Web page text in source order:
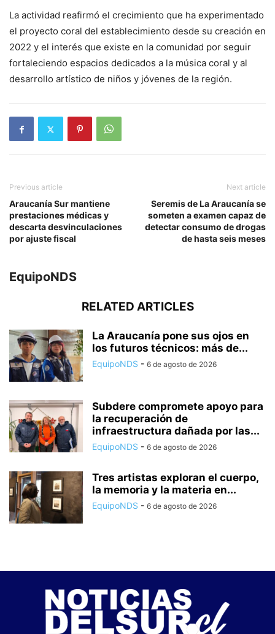
La actividad reafirmó el crecimiento que ha experimentado
el proyecto coral del establecimiento desde su creación en
2022 y el interés que existe en la comunidad por seguir
fortaleciendo espacios dedicados a la música coral y al
desarrollo artístico de niños y jóvenes de la región.
Previous article
Araucanía Sur mantiene
prestaciones médicas y
descarta desvinculaciones
por ajuste fiscal
Next article
Seremis de La Araucanía se
someten a examen capaz de
detectar consumo de drogas
de hasta seis meses
EquipoNDS
RELATED ARTICLES
La Araucanía pone sus ojos en
los futuros técnicos: más de...
EquipoNDS - 6 de agosto de 2026
Subdere compromete apoyo para
la recuperación de
infraestructura dañada por las...
EquipoNDS - 6 de agosto de 2026
Tres artistas exploran el cuerpo,
la memoria y la materia en...
EquipoNDS - 6 de agosto de 2026